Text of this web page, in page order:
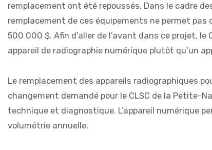
remplacement ont été repoussés. Dans le cadre
remplacement de ces équipements ne permet
500 000 $. Afin d’aller de l’avant dans ce projet,
appareil de radiographie numérique plutôt qu’un
Le remplacement des appareils radiographiques
changement demandé pour le CLSC de la Petite-
technique et diagnostique. L’appareil numérique
volumétrie annuelle.